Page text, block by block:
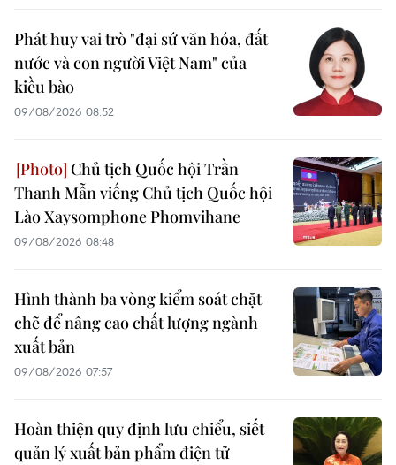
Phát huy vai trò "đại sứ văn hóa, đất
nước và con người Việt Nam" của
kiều bào
09/08/2026 08:52
Chủ tịch Quốc hội Trần
Thanh Mẫn viếng Chủ tịch Quốc hội
Lào Xaysomphone Phomvihane
09/08/2026 08:48
Hình thành ba vòng kiểm soát chặt
chẽ để nâng cao chất lượng ngành
xuất bản
09/08/2026 07:57
Hoàn thiện quy định lưu chiểu, siết
quản lý xuất bản phẩm điện tử